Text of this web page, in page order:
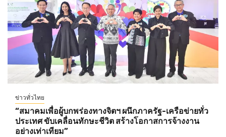
ข่าวทั่วไทย
“สมาคมเพื่อผู้บกพร่องทางจิตฯ ผนึกภาครัฐ-เครือข่ายทั่ว
ประเทศ ขับเคลื่อนทักษะชีวิต สร้างโอกาสการจ้างงาน
อย่างเท่าเทียม”